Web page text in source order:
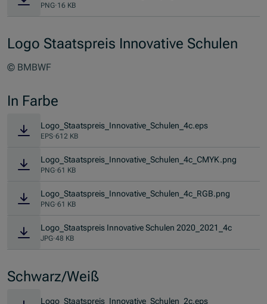
PNG·16 KB
Logo Staatspreis Innovative Schulen
© BMBWF
In Farbe
Logo_Staatspreis_Innovative_Schulen_4c.eps
EPS·612 KB
Logo_Staatspreis_Innovative_Schulen_4c_CMYK.png
PNG·61 KB
Logo_Staatspreis_Innovative_Schulen_4c_RGB.png
PNG·61 KB
Logo_Staatspreis Innovative Schulen 2020_2021_4c
JPG·48 KB
Schwarz/Weiß
Logo_Staatspreis_Innovative_Schulen_2c.eps